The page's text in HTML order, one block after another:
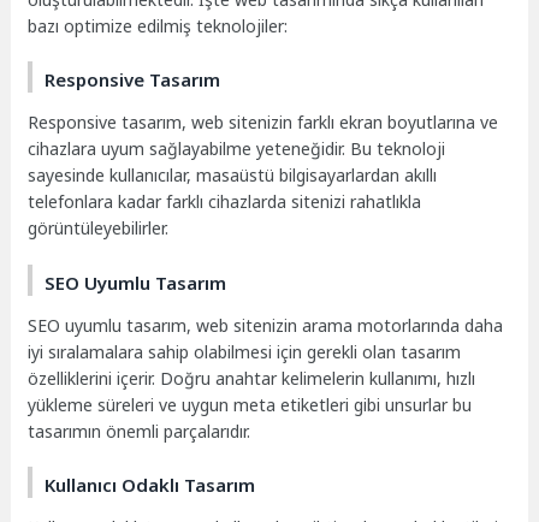
bazı optimize edilmiş teknolojiler:
Responsive Tasarım
Responsive tasarım, web sitenizin farklı ekran boyutlarına ve
cihazlara uyum sağlayabilme yeteneğidir. Bu teknoloji
sayesinde kullanıcılar, masaüstü bilgisayarlardan akıllı
telefonlara kadar farklı cihazlarda sitenizi rahatlıkla
görüntüleyebilirler.
SEO Uyumlu Tasarım
SEO uyumlu tasarım, web sitenizin arama motorlarında daha
iyi sıralamalara sahip olabilmesi için gerekli olan tasarım
özelliklerini içerir. Doğru anahtar kelimelerin kullanımı, hızlı
yükleme süreleri ve uygun meta etiketleri gibi unsurlar bu
tasarımın önemli parçalarıdır.
Kullanıcı Odaklı Tasarım